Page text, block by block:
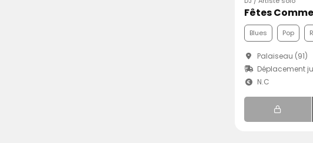
Fêtes
Blues Pop
Palaiseau (91)
Déplacement
N.C